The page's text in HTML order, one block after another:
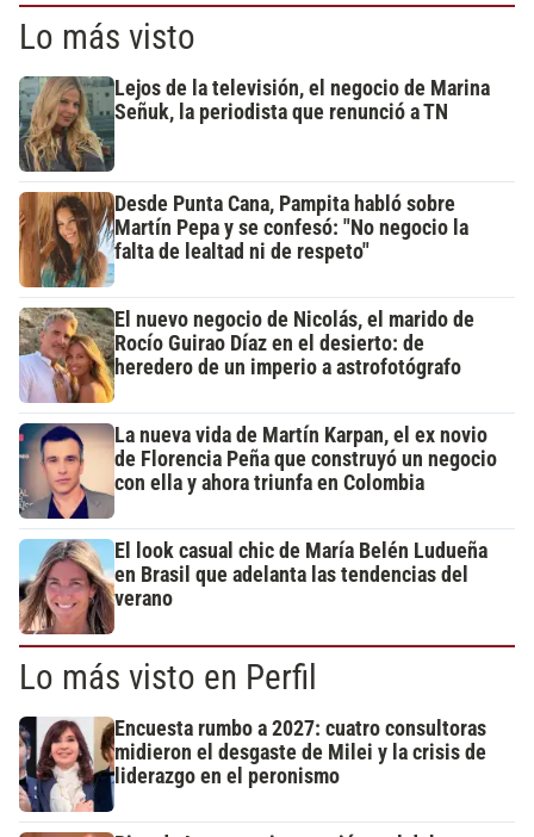
Lo más visto
Lejos de la televisión, el negocio de Marina
Señuk, la periodista que renunció a TN
Desde Punta Cana, Pampita habló sobre
Martín Pepa y se confesó: "No negocio la
falta de lealtad ni de respeto"
El nuevo negocio de Nicolás, el marido de
Rocío Guirao Díaz en el desierto: de
heredero de un imperio a astrofotógrafo
La nueva vida de Martín Karpan, el ex novio
de Florencia Peña que construyó un negocio
con ella y ahora triunfa en Colombia
El look casual chic de María Belén Ludueña
en Brasil que adelanta las tendencias del
verano
Lo más visto en Perfil
Encuesta rumbo a 2027: cuatro consultoras
midieron el desgaste de Milei y la crisis de
liderazgo en el peronismo